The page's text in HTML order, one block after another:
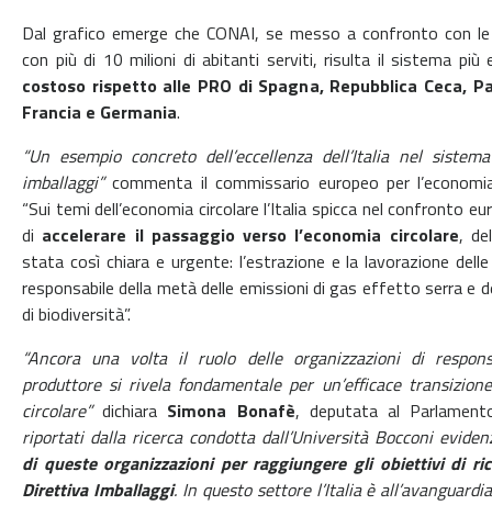
Dal grafico emerge che CONAI, se messo a confronto con
con più di 10 milioni di abitanti serviti, risulta il sistema più
costoso rispetto alle PRO di Spagna, Repubblica Ceca,
Francia e Germania.
“Un esempio concreto dell’eccellenza dell’Italia nel
imballaggi”commenta ilcommissario europeo per
“Sui temi dell’economia circolare l’Italia spicca nelconfronto
di accelerare il passaggio verso l’economia circolare,
stata così chiara e urgente: l’estrazione e la lavorazione
responsabile della metàdelle emissioni di gas effetto serra e
di biodiversità”.
“Ancora una volta il ruolo delle organizzazioni di
produttore si rivela fondamentale per un’efficace
circolare”dichiara Simona Bonafè, deputata al
riportati dalla ricerca condotta dall’Università Bocconi
di queste organizzazioni per raggiungere gli obiettivi di
Direttiva Imballaggi. In questo settore l’Italia è